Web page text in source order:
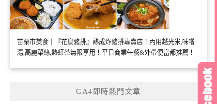
苗栗市美食｜『花鳥豬排』熟成炸豬排專賣店！內用越光米,味噌
湯,高麗菜絲,熱紅茶無限享用！平日商業午餐&外帶便當都推薦！
GA4即時熱門文章